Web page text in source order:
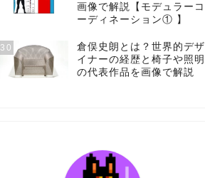
画像で解説【モデュラーコ
ーディネーション① 】
30
倉俣史朗とは？世界的デザ
イナーの経歴と椅子や照明
の代表作品を画像で解説